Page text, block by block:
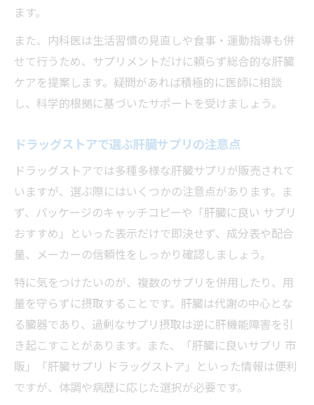
ます。
また、内科医は生活習慣の見直しや食事・運動指導も併
せて行うため、サプリメントだけに頼らず総合的な肝臓
ケアを提案します。疑問があれば積極的に医師に相談
し、科学的根拠に基づいたサポートを受けましょう。
ドラッグストアで選ぶ肝臓サプリの注意点
ドラッグストアでは多種多様な肝臓サプリが販売されて
いますが、選ぶ際にはいくつかの注意点があります。ま
ず、パッケージのキャッチコピーや「肝臓に良い サプリ
おすすめ」といった表示だけで即決せず、成分表や配合
量、メーカーの信頼性をしっかり確認しましょう。
特に気をつけたいのが、複数のサプリを併用したり、用
量を守らずに摂取することです。肝臓は代謝の中心とな
る臓器であり、過剰なサプリ摂取は逆に肝機能障害を引
き起こすことがあります。また、「肝臓に良いサプリ 市
販」「肝臓サプリ ドラッグストア」といった情報は便利
ですが、体調や病歴に応じた選択が必要です。